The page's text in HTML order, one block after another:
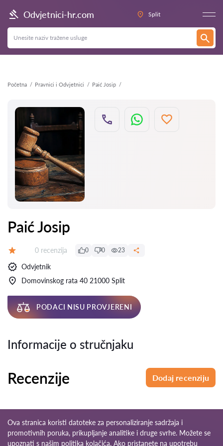
Odvjetnici-hr.com Split
Početna Pravnici i Odvjetnici Paić Josip
Natrag
Paić Josip
Recenzija:
0 recenzija 0 0 23
Odvjetnik
Domovinskog rata 40 21000 Split
PODACI NISU PROVJERENI
Informacije o stručnjaku
Recenzije Dodaj recenziju
Ova stranica koristi datoteke za personaliziranje sadržaja i
promotivnih poruka, prikupljanje analitike i druge svrhe. Možete se
upoznati s našim politika kolačića. Ako pristanete na upotrebu